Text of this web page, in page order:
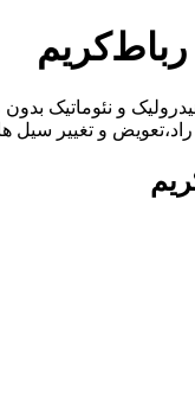
و نئوماتیک
ها،خرابی پیستون